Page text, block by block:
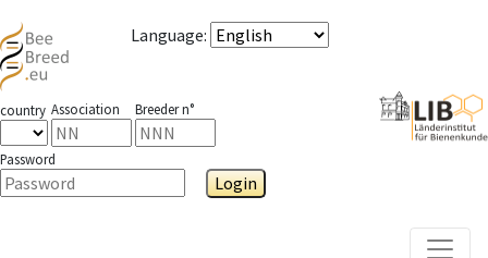
Language:
country Association Breeder n°
Password
Login